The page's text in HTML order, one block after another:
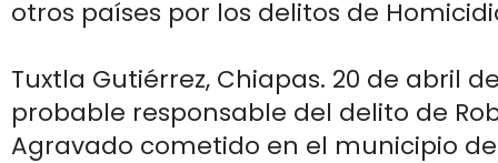
otros países por los delitos de
Tuxtla Gutiérrez, Chiapas. 20 de abril
probable responsable del delito de
Agravado cometido en el municipio